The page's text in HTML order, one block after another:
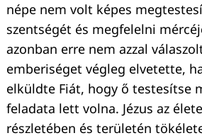
népe nem volt képes
szentségét és megfelelni
azonban erre nem azzal
emberiséget végleg elvetette,
elküldte Fiát, hogy ő testesítse
feladata lett volna. Jézus az
részletében és területén